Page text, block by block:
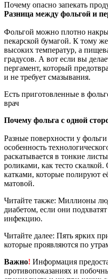
Почему опасно запекать
Разница между фольгой и
Фольгой можно плотно
пекарской бумагой. К тому
высоких температур, а
градусов. А вот если вы
пергамент, который
и не требует смазывания.
Есть приготовленные в
врач
Почему фольга с одной
Разные поверхности у
особенность
раскатывается в тонкие
роликами, как тесто скалкой.
катками, которые полируют
матовой.
Читайте также: Миллионы
диабетом, если они
инфекцию.
Читайте далее: Пять ярких
которые проявляются по
Важно! Информация
противопоказаниях и